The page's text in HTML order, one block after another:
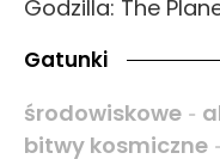
Godzilla: The
Gatunki
środowiskowe -
bitwy kosmiczne -